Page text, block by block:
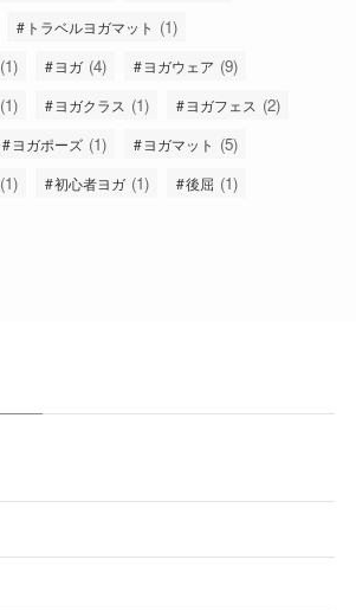
トラベルヨガマット (1)
(1) ヨガ (4) ヨガウェア (9)
(1) ヨガクラス (1) ヨガフェス (2)
ヨガポーズ (1) ヨガマット (5)
(1) 初心者ヨガ (1) 後屈 (1)